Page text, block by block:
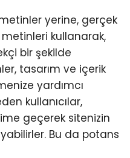
yerine, gerçek
kullanarak,
bir şekilde
tasarım ve içerik
yardımcı
kullanıcılar,
geçerek sitenizin
Bu da potans